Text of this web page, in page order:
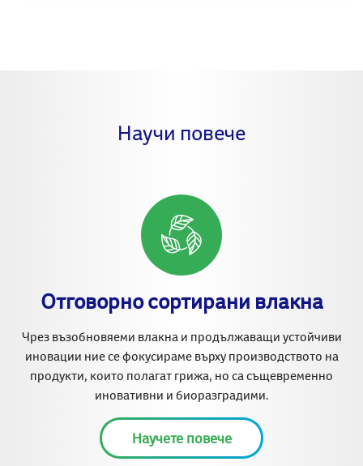
Научи повече
Отговорно сортирани влакна
Чрез възобновяеми влакна и продължаващи устойчиви
иновации ние се фокусираме върху производството на
продукти, които полагат грижа, но са същевременно
иновативни и биоразградими.
Научете повече